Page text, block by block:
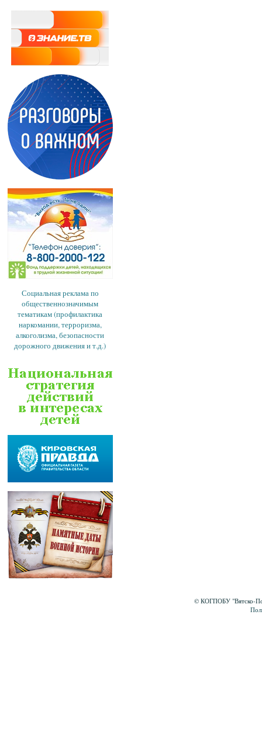
Социальная реклама по
общественнозначимым
тематикам (профилактика
наркомании, терроризма,
алкоголизма, безопасности
дорожного движения и т.д.)
© КОГПОБУ "Вятско-